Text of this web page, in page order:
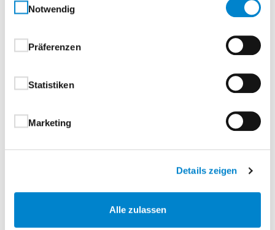
Notwendig
Präferenzen
Statistiken
Marketing
Details zeigen
Alle zulassen
Auf Wunsch erhalten Sie unsere Einfahrtstore
auch in anderen RAL-Farben (ausgenommen
sind Leucht-, Signal- und Metallic-Farben).